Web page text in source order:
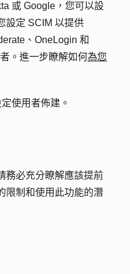
或 Google，您可以設
設定 SCIM 以提供
、OneLogin 和
。進一步瞭解如何為您
使用者佈建。
務必充分瞭解應該提前
限制和使用此功能的潛